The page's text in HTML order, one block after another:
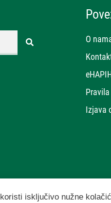
O
Izjava
koristi isključivo nužne